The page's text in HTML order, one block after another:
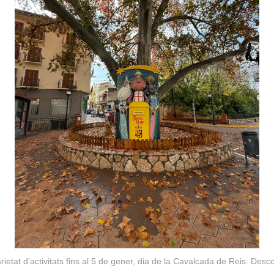
d’activitats fins al 5 de gener, dia de la Cavalcada de Reis.